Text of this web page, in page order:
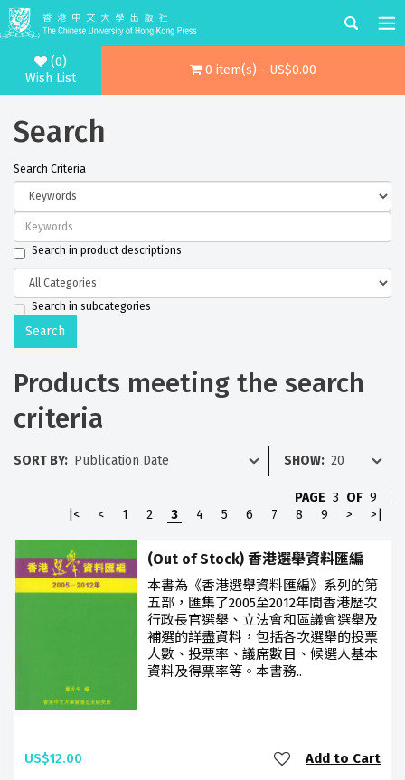
(0)
Wish List
0 item(s) - US$0.00
Search
Search Criteria
Search in product descriptions
Search in subcategories
Products meeting the search
criteria
SORT BY: SHOW:
PAGE 3 OF 9
|<
< 1 2 3 4 5 6 7 8 9 > >|
(Out of Stock) 香港選舉資料匯編
本書為《香港選舉資料匯編》系列的第
五部，匯集了2005至2012年間香港歷次
行政長官選舉、立法會和區議會選舉及
補選的詳盡資料，包括各次選舉的投票
人數、投票率、議席數目、候選人基本
資料及得票率等。本書務..
US$12.00 Add to Cart